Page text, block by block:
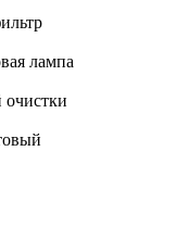
лампа
очистки